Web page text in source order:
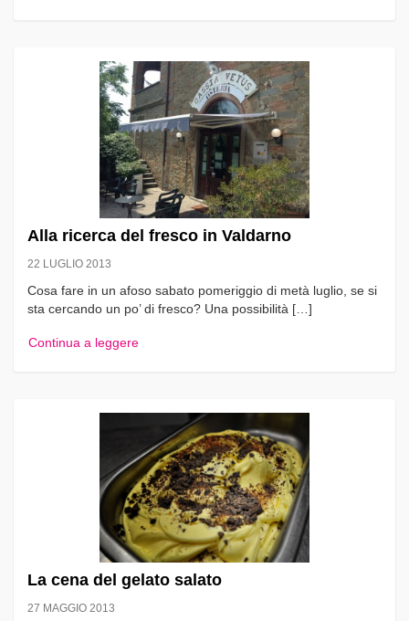
Alla ricerca del fresco in Valdarno
22 LUGLIO 2013
Cosa fare in un afoso sabato pomeriggio di metà luglio, se si
sta cercando un po’ di fresco? Una possibilità […]
Continua a leggere
La cena del gelato salato
27 MAGGIO 2013